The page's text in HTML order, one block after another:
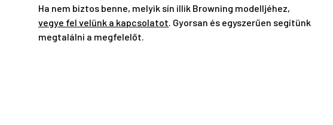
Ha nem biztos benne, melyik sín illik Browning modelljéhez,
vegye fel velünk a kapcsolatot. Gyorsan és egyszerűen segítünk
megtalálni a megfelelőt.